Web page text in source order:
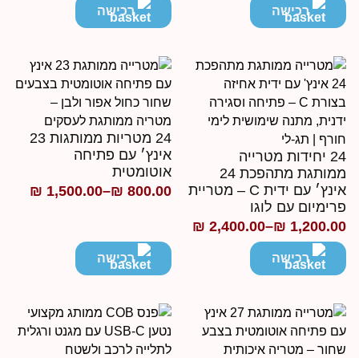
רכישה
מחירים:רכישה
24 יחידות מטרייה
ממותגת מתהפכת 24
אינץ׳ עם ידית C – מטריית
עם לוגו
₪
–
₪2,400.00
רכישה
24 מטריות ממותגות 23
אינץ׳ עם פתיחה
אוטומטית
₪800.00
–
₪1,500.00
טווח
רכישה